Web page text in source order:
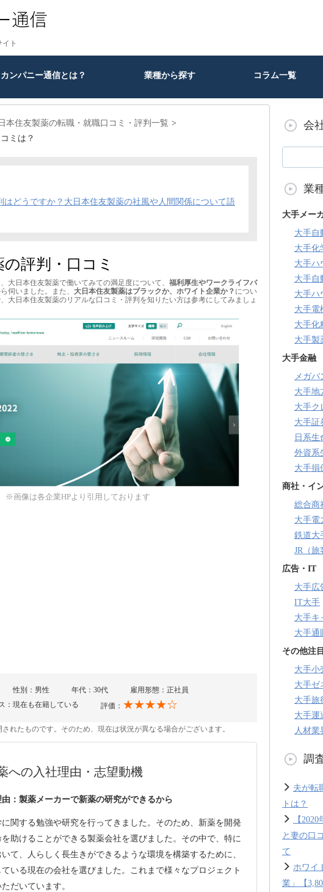
ト
カンパニー通信とは？ 業種から探す コラム一覧
本住友製薬の転職・就職口コミ・評判一覧
ミは？
はどうですか？大日本住友製薬の社風や人間関係について語
評判・口コミ
大日本住友製薬で働いてみての満足度について、 福利厚生やワークライフバ
伺いました。また、 大日本住友製薬はブラックか、ホワイト企業か？ につい
大日本住友製薬のリアルな口コミ・評判を知りたい方は参考にしてみましょ
※画像は各企業HPより引用しております
性別：男性 年代：30代
雇用形態：正社員
：現在も在籍している 評価： ★★★★☆
れたものです。そのため、現在は状況が異なる場合がございます。
への入社理由・志望動機
：製薬メーカーで新薬の研究ができるから
関する勉強や研究を行ってきました。そのため、新薬を開発
助けることができる製薬会社を選びました。その中で、特に
て、人らしく長生きができるような環境を構築するために、
いる現在の会社を選びました。これまで様々なプロジェクト
だいています。
会
業
大手メー
大手自
大手化
大手ハ
大手自
大手ハ
大手電
大手化
大手製
大手金融
メガバ
大手地
大手ク
大手証
日系生
外資系
大手損
商社・イ
総合商
大手電
鉄道大
JR（旅
広告・IT
大手広
IT大手
大手キ
大手通
その他注
大手小
大手ゼ
大手旅
大手運
人材業
調
夫が転
トは？
【
と妻の口
て
ホワイ
業」【